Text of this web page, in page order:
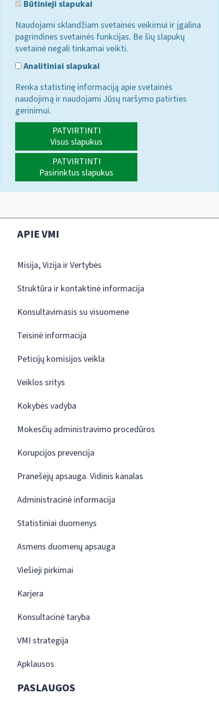
Būtinieji slapukai
Naudojami sklandžiam svetainės veikimui ir įgalina
pagrindines svetainės funkcijas. Be šių slapukų
svetainė negali tinkamai veikti.
Analitiniai slapukai
Renka statistinę informaciją apie svetainės
naudojimą ir naudojami Jūsų naršymo patirties
gerinimui.
PATVIRTINTI
Visus slapukus
PATVIRTINTI
Pasirinktus slapukus
APIE VMI
Misija, Vizija ir Vertybės
Struktūra ir kontaktinė informacija
Konsultavimasis su visuomene
Teisinė informacija
Peticijų komisijos veikla
Veiklos sritys
Kokybės vadyba
Mokesčių administravimo procedūros
Korupcijos prevencija
Pranešėjų apsauga. Vidinis kanalas
Administracinė informacija
Statistiniai duomenys
Asmens duomenų apsauga
Viešieji pirkimai
Karjera
Konsultacinė taryba
VMI strategija
Apklausos
PASLAUGOS